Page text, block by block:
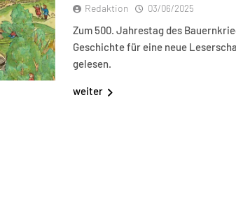
Redaktion 03/06/2025
Zum 500. Jahrestag des
Geschichte für eine neue
gelesen.
weiter